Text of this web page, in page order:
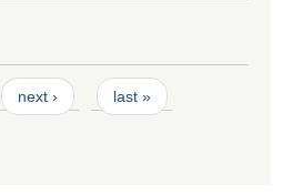
next › last »